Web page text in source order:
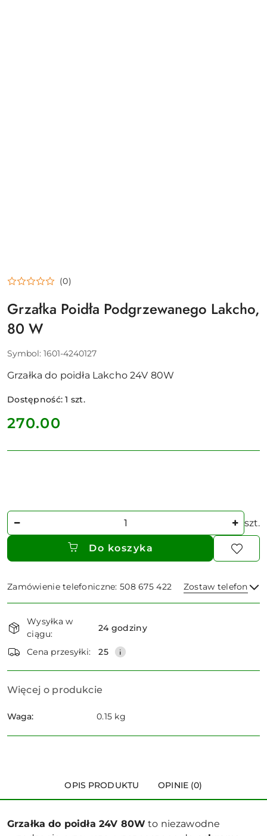
(0)
Grzałka Poidła Podgrzewanego Lakcho,
80 W
Symbol: 1601-4240127
Grzałka do poidła Lakcho 24V 80W
Dostępność:1 szt.
cena:
270.00
Ilość szt.
Do koszyka
Zamówienie telefoniczne: 508 675 422 Zostaw telefon
i
dostawa
Wysyłka w
ciągu:
24 godziny
Cena przesyłki: 25
Więcej o produkcie
Waga: 0.15 kg
OPIS PRODUKTU OPINIE (0)
Grzałka do poidła 24V 80W to niezawodne